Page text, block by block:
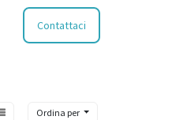
Contattaci
Ordina per